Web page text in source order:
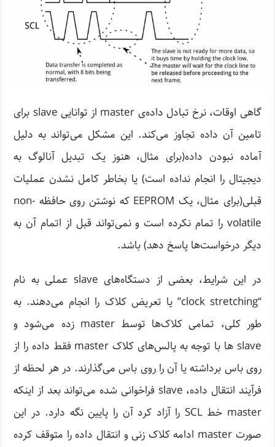
گاهی اوقات، نرخ تبادل داده‌‌ی master از توانایی slave برای
تامین آن داده تجاوز می‌کند. این مشکل می‌تواند به دلیل
آماده نبودن داده(برای مثال، هنوز یک تبدیل آنالوگ به
دیجیتال را انجام نداده است) یا بخاطر کامل نشدن عملیات
قبلی(برای مثال، یک EEPROM که نوشتن روی حافظه non-
volatile را تمام نکرده است و نمی‌تواند قبل از اتمام آن به
دیگر درخواست‌ها پاسخ دهد) باشد.
در این شرایط، بعضی از دستگاه‌های slave عملی به نام
“clock stretching” یا تعریض کلاک را انجام می‌دهند. به
طور کلی، تمامی کلاک‌ها توسط master زده می‌شود و
slave ها با توجه به پالس‌های کلاک master فقط داده را از
روی باس برداشته یا آن را روی باس می‌گذارند. در هر لحظه از
فرآیند انتقال داده، slave فراخوانی شده می‌تواند بعد از اینکه
master خط SCL را آزاد کرد آن را پایین نگه دارد. در این
صورت master ادامه کلاک زنی و انتقال داده را متوقف کرده